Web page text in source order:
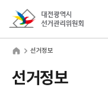
선거정보
선거정보